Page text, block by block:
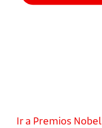
Ir a Premios Nobel